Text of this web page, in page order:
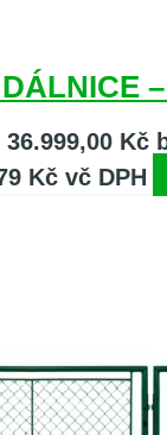
36.999,00 Kč
Kč vč DPH